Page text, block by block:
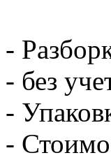
-
- без
-
-